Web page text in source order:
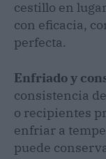
cestillo en
con eficacia,
perfecta.
Enfriado y
consistencia
o recipientes
enfriar a
puede